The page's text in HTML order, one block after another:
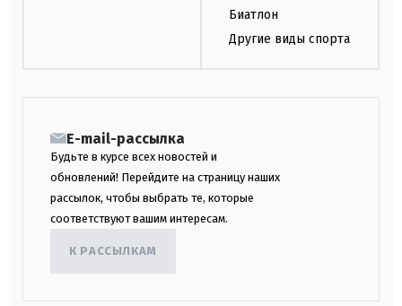
Биатлон
Другие виды спорта
E-mail-рассылка
Будьте в курсе всех новостей и
обновлений! Перейдите на страницу наших
рассылок, чтобы выбрать те, которые
соответствуют вашим интересам.
К РАССЫЛКАМ